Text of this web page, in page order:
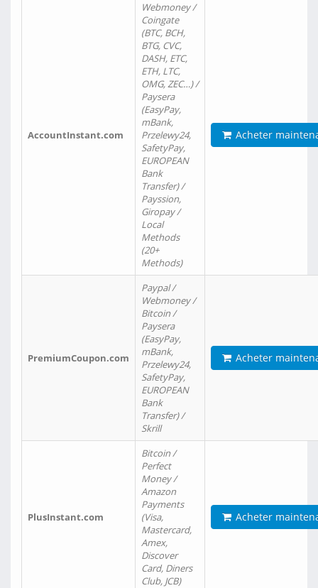
AccountInstant.com
Webmoney /
Coingate
(BTC, BCH,
BTG, CVC,
DASH, ETC,
ETH, LTC,
OMG, ZEC…) /
Paysera
(EasyPay,
mBank,
Przelewy24,
SafetyPay,
EUROPEAN
Bank
Transfer) /
Payssion,
Giropay /
Local
Methods
(20+
Methods)
Acheter
PremiumCoupon.com
Paypal /
Webmoney /
Bitcoin /
Paysera
(EasyPay,
mBank,
Przelewy24,
SafetyPay,
EUROPEAN
Bank
Transfer) /
Skrill
Acheter
PlusInstant.com
Bitcoin /
Perfect
Money /
Amazon
Payments
(Visa,
Mastercard,
Amex,
Discover
Card, Diners
Club, JCB)
Acheter